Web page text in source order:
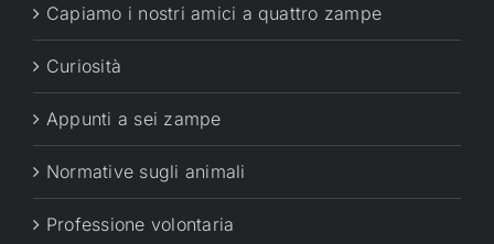
Capiamo i nostri amici a quattro zampe
Curiosità
Appunti a sei zampe
Normative sugli animali
Professione volontaria